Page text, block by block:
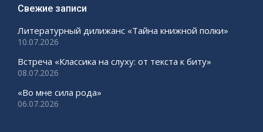
открывается
новом
открывается
новом
открывается
новом
Свежие записи
Литературный дилижанс «Тайна книжной полки»
10.07.2026
Встреча «Классика на слуху: от текста к биту»
08.07.2026
«Во мне сила рода»
06.07.2026